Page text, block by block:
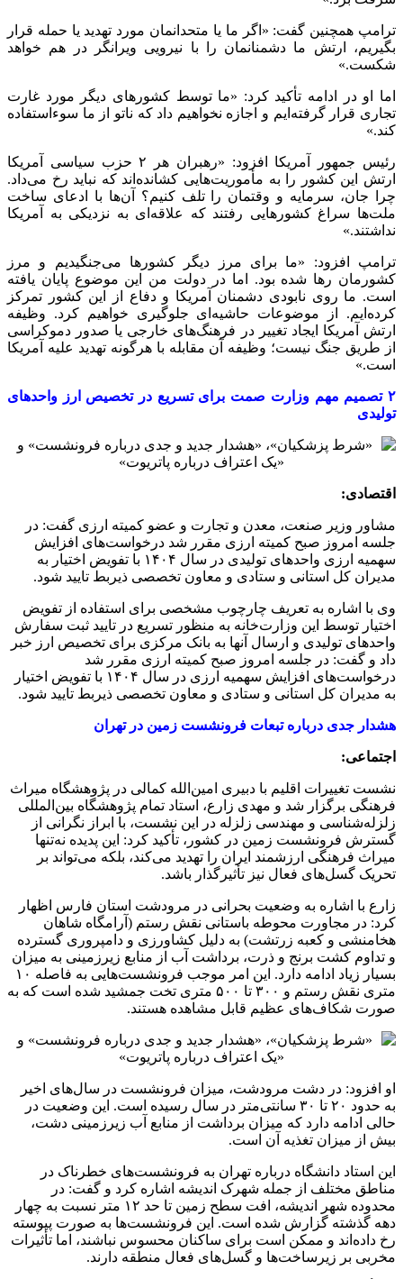
ترامپ همچنین گفت: «اگر ما یا متحدانمان مورد تهدید یا حمله قرار
بگیریم، ارتش ما دشمنانمان را با نیرویی ویرانگر در هم خواهد
شکست.»
اما او در ادامه تأکید کرد: «ما توسط کشورهای دیگر مورد غارت
تجاری قرار گرفته‌ایم و اجازه نخواهیم داد که ناتو از ما سوءاستفاده
کند.»
رئیس جمهور آمریکا افزود: «رهبران هر ۲ حزب سیاسی آمریکا
ارتش این کشور را به مأموریت‌هایی کشانده‌اند که نباید رخ می‌داد.
چرا جان، سرمایه و وقتمان را تلف کنیم؟ آن‌ها با ادعای ساخت
ملت‌ها سراغ کشورهایی رفتند که علاقه‌ای به نزدیکی به آمریکا
نداشتند.»
ترامپ افزود: «ما برای مرز دیگر کشورها می‌جنگیدیم و مرز
کشورمان رها شده بود. اما در دولت من این موضوع پایان یافته
است. ما روی نابودی دشمنان آمریکا و دفاع از این کشور تمرکز
کرده‌ایم. از موضوعات حاشیه‌ای جلوگیری خواهیم کرد. وظیفه
ارتش آمریکا ایجاد تغییر در فرهنگ‌های خارجی یا صدور دموکراسی
از طریق جنگ نیست؛ وظیفه آن مقابله با هرگونه تهدید علیه آمریکا
است.»
۲ تصمیم مهم وزارت صمت برای تسریع در تخصیص ارز واحدهای
تولیدی
اقتصادی:
مشاور وزیر صنعت، معدن و تجارت و عضو کمیته ارزی گفت: در
جلسه امروز صبح کمیته ارزی مقرر شد درخواست‌های افزایش
سهمیه ارزی واحدهای تولیدی در سال ۱۴۰۴ با تفویض اختیار به
مدیران کل استانی و ستادی و معاون تخصصی ذیربط تایید شود.
وی با اشاره به تعریف چارچوب مشخصی برای استفاده از تفویض
اختیار توسط این وزارت‌خانه به منظور تسریع در تایید ثبت سفارش
واحدهای تولیدی و ارسال آنها به بانک مرکزی برای تخصیص ارز خبر
داد و گفت: در جلسه امروز صبح کمیته ارزی مقرر شد
درخواست‌های افزایش سهمیه ارزی در سال ۱۴۰۴ با تفویض اختیار
به مدیران کل استانی و ستادی و معاون تخصصی ذیربط تایید شود.
هشدار جدی درباره تبعات فرونشست زمین در تهران
اجتماعی:
نشست تغییرات اقلیم با دبیری امین‌الله کمالی در پژوهشگاه میراث
فرهنگی برگزار شد و مهدی زارع، استاد تمام پژوهشگاه بین‌المللی
زلزله‌شناسی و مهندسی زلزله در این نشست، با ابراز نگرانی از
گسترش فرونشست زمین در کشور، تأکید کرد: این پدیده نه‌تنها
میراث فرهنگی ارزشمند ایران را تهدید می‌کند، بلکه می‌تواند بر
تحریک گسل‌های فعال نیز تأثیرگذار باشد.
زارع با اشاره به وضعیت بحرانی در مرودشت استان فارس اظهار
کرد: در مجاورت محوطه باستانی نقش رستم (آرامگاه شاهان
هخامنشی و کعبه زرتشت) به دلیل کشاورزی و دامپروری گسترده
و تداوم کشت برنج و ذرت، برداشت آب از منابع زیرزمینی به میزان
بسیار زیاد ادامه دارد. این امر موجب فرونشست‌هایی به فاصله ۱۰
متری نقش رستم و ۳۰۰ تا ۵۰۰ متری تخت جمشید شده است که به
صورت شکاف‌های عظیم قابل مشاهده هستند.
او افزود: در دشت مرودشت، میزان فرونشست در سال‌های اخیر
به حدود ۲۰ تا ۳۰ سانتی‌متر در سال رسیده است. این وضعیت در
حالی ادامه دارد که میزان برداشت از منابع آب زیرزمینی دشت،
بیش از میزان تغذیه آن است.
این استاد دانشگاه درباره تهران به فرونشست‌های خطرناک در
مناطق مختلف از جمله شهرک اندیشه اشاره کرد و گفت: در
محدوده شهر اندیشه، افت سطح زمین تا حد ۱۲ متر نسبت به چهار
دهه گذشته گزارش شده است. این فرونشست‌ها به صورت پیوسته
رخ داده‌اند و ممکن است برای ساکنان محسوس نباشند، اما تأثیرات
مخربی بر زیرساخت‌ها و گسل‌های فعال منطقه دارند.